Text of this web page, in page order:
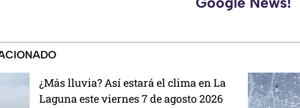
¿Más lluvia? Así estará el clima en La
Laguna este viernes 7 de agosto 2026